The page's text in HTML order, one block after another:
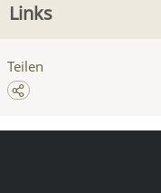
Links
Teilen